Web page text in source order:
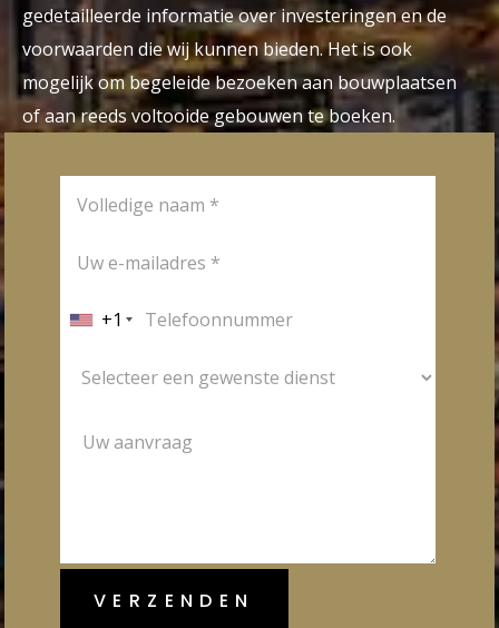
gedetailleerde informatie over investeringen en de
voorwaarden die wij kunnen bieden. Het is ook
mogelijk om begeleide bezoeken aan bouwplaatsen
of aan reeds voltooide gebouwen te boeken.
+1